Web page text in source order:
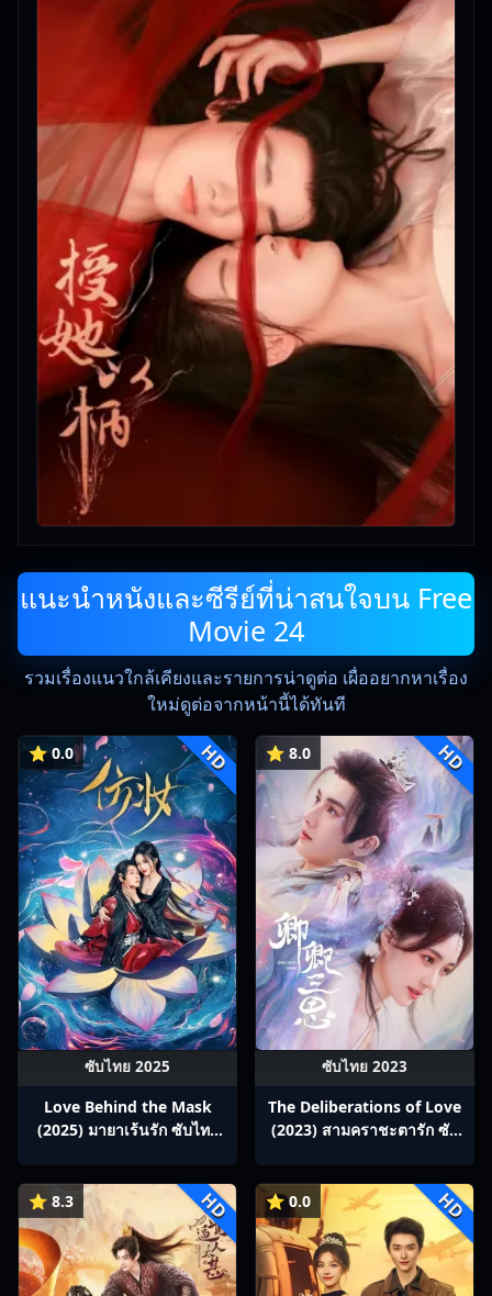
แนะนำหนังและซีรีย์ที่น่าสนใจบน Free
Movie 24
รวมเรื่องแนวใกล้เคียงและรายการน่าดูต่อ เผื่ออยากหาเรื่อง
ใหม่ดูต่อจากหน้านี้ได้ทันที
⭐ 0.0 HD
ซับไทย 2025
Love Behind the Mask
(2025) มายาเร้นรัก ซับไทย
⭐ 8.0 HD
ซับไทย 2023
The Deliberations of Love
(2023) สามคราชะตารัก ซับ
⭐ 8.3 HD ⭐ 0.0 HD